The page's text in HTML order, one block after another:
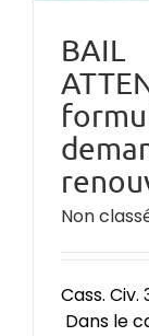
Non
Cass. Civ.
Dans le